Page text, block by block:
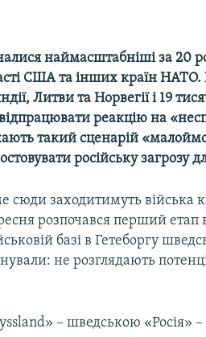
наймасштабніші за 20
США та інших країн НАТО.
Литви та Норвегії і 19
реакцію на
такий сценарій
російську загрозу
сюди заходитимуть війська
розпочався перший етап
базі в Гетеборгу
не розглядають
– шведською «Росія» –